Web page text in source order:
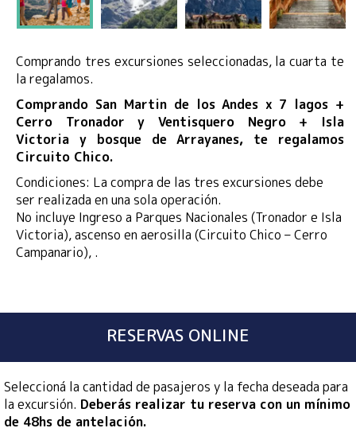
Comprando tres excursiones seleccionadas, la cuarta te
la regalamos.
Comprando San Martin de los Andes x 7 lagos +
Cerro Tronador y Ventisquero Negro + Isla
Victoria y bosque de Arrayanes, te regalamos
Circuito Chico.
Condiciones: La compra de las tres excursiones debe
ser realizada en una sola operación.
No incluye Ingreso a Parques Nacionales (Tronador e Isla
Victoria), ascenso en aerosilla (Circuito Chico – Cerro
Campanario), .
RESERVAS ONLINE
Seleccioná la cantidad de pasajeros y la fecha deseada para
la excursión. Deberás realizar tu reserva con un mínimo
de 48hs de antelación.